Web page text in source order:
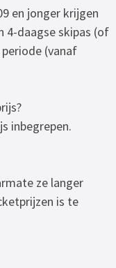
en jonger krijgen
4-daagse skipas (of
(vanaf
inbegrepen.
ze langer
is te